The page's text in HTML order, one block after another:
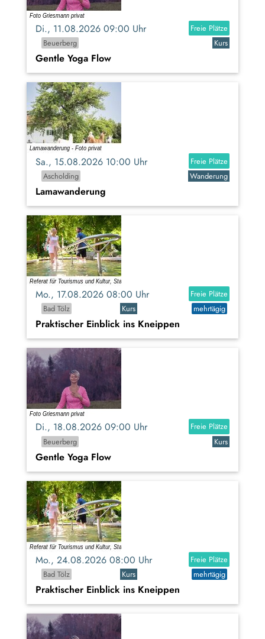
Di., 11.08.2026 09:00 Uhr
Freie Plätze
Beuerberg
Kurs
Gentle Yoga Flow
Sa., 15.08.2026 10:00 Uhr
Freie Plätze
Ascholding
Wanderung
Lamawanderung
Mo., 17.08.2026 08:00 Uhr
Freie Plätze
Bad Tölz
Kurs mehrtägig
Praktischer Einblick ins Kneippen
Di., 18.08.2026 09:00 Uhr
Freie Plätze
Beuerberg
Kurs
Gentle Yoga Flow
Mo., 24.08.2026 08:00 Uhr
Freie Plätze
Bad Tölz
Kurs mehrtägig
Praktischer Einblick ins Kneippen